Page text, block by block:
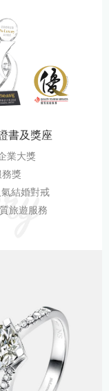
書及獎座
業大獎
務獎
結婚對戒
旅遊服務